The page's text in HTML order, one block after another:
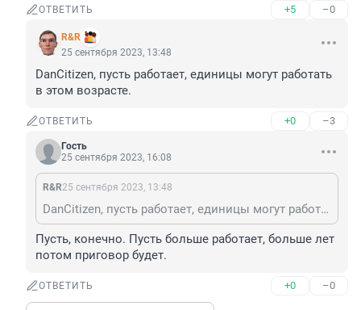
ОТВЕТИТЬ +5 –0
R&R
25 сентября 2023, 13:48
DanCitizen, пусть работает, единицы могут работать
в этом возрасте.
ОТВЕТИТЬ +0 –3
Гость
25 сентября 2023, 16:08
R&R25 сентября 2023, 13:48
DanCitizen, пусть работает, единицы могут работать в этом возрасте.
Пусть, конечно. Пусть больше работает, больше лет
потом приговор будет.
ОТВЕТИТЬ +0 –0